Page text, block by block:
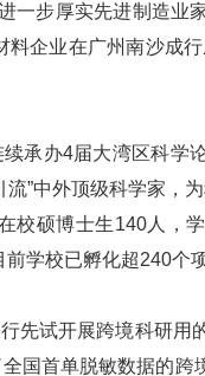
一步厚实先进制造业
企业在广州南沙成
承办4届大湾区科学
”中外顶级科学家，
校硕博士生140人，
学校已孵化超240个
先试开展跨境科研用
国首单脱敏数据的跨